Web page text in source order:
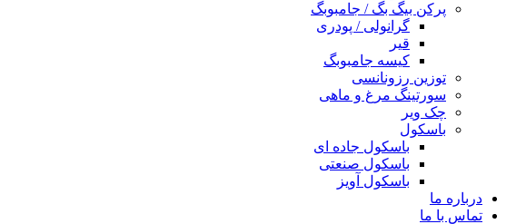
پرکن بیگ بگ / جامبوبگ
گرانولی / پودری
قیر
کیسه جامبوبگ
توزین رزونانسی
سورتینگ مرغ و ماهی
چک ویر
باسکول
باسکول جاده ای
باسکول صنعتی
باسکول آویز
درباره ما
تماس با ما